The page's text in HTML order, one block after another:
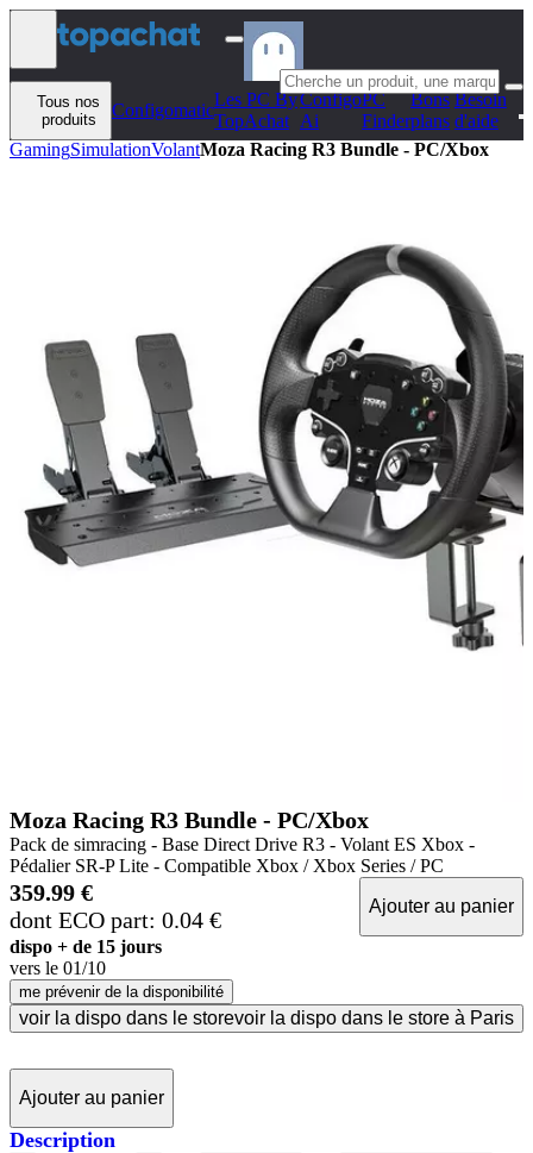
Aller au contenu
Tous nos
produits
Configomatic
Les PC By
TopAchat
Configo
Ai
PC
Finder
Bons
plans
Besoin
d'aide
GamingSimulationVolantMoza Racing R3 Bundle - PC/Xbox
Moza Racing R3 Bundle - PC/Xbox
Pack de simracing - Base Direct Drive R3 - Volant ES Xbox -
Pédalier SR-P Lite - Compatible Xbox / Xbox Series / PC
359.99 €
dont ECO part: 0.04 €
Ajouter au panier
dispo + de 15 jours
vers le 01/10
me prévenir de la disponibilité
voir la dispo dans le storevoir la dispo dans le store à Paris
Ajouter au panier
Description